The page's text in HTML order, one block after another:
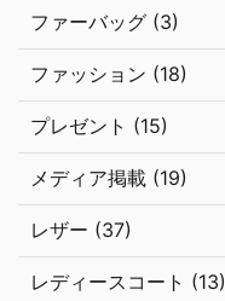
ファーバッグ (3)
ファッション (18)
プレゼント (15)
メディア掲載 (19)
レザー (37)
レディースコート (13)